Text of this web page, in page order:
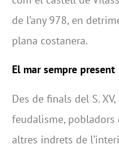
de l’any 978, en
plana costanera.
El mar sempre present
Des de finals del S.
feudalisme, pobladors
altres indrets de